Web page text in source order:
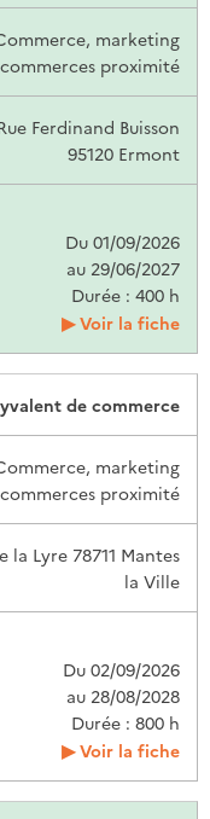
marketing
proximité
Ferdinand Buisson
95120 Ermont
Du 01/09/2026
au 29/06/2027
Durée : 400 h
Voir la fiche
de commerce
marketing
proximité
la Lyre 78711 Mantes
la Ville
Du 02/09/2026
au 28/08/2028
Durée : 800 h
Voir la fiche